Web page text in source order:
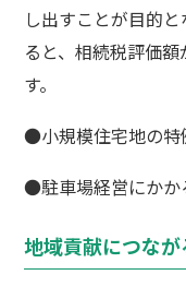
し出すことが目的
ると、相続税評価
す。
●小規模住宅地の特
●駐車場経営にかか
地域貢献につなが